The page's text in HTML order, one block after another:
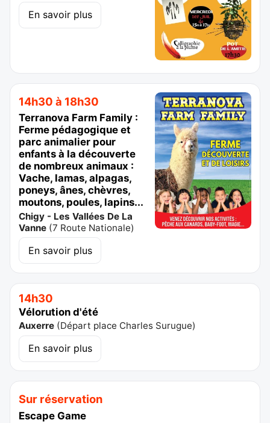
En savoir plus
14h30 à 18h30
Terranova Farm Family :
Ferme pédagogique et
parc animalier pour
enfants à la découverte
de nombreux animaux :
Vache, lamas, alpagas,
poneys, ânes, chèvres,
moutons, poules, lapins...
Chigy - Les Vallées De La
Vanne (7 Route Nationale)
En savoir plus
14h30
Vélorution d'été
Auxerre (Départ place Charles Surugue)
En savoir plus
Sur réservation
Escape Game